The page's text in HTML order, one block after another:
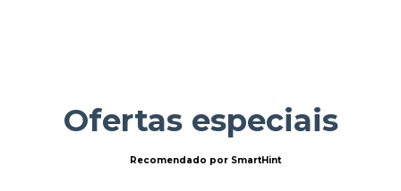
Ofertas especiais
Recomendado por SmartHint